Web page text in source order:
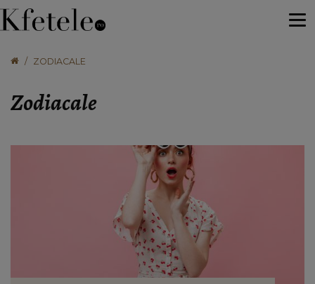
ZODIACALE
Zodiacale